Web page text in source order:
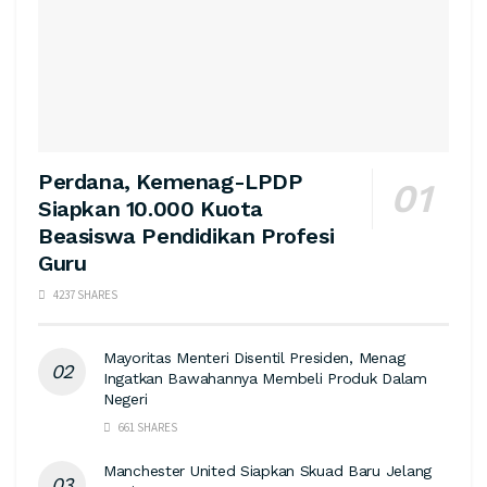
Perdana, Kemenag-LPDP
Siapkan 10.000 Kuota
Beasiswa Pendidikan Profesi
Guru
4237 SHARES
Mayoritas Menteri Disentil Presiden, Menag
Ingatkan Bawahannya Membeli Produk Dalam
Negeri
661 SHARES
Manchester United Siapkan Skuad Baru Jelang